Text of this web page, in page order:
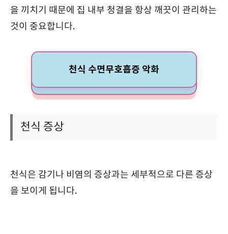
을 끼치기 때문에 집 내부 청결을 항상 깨끗이 관리하는
것이 중요합니다.
천식 수면무호흡증 악화
천식 증상
천식은 감기나 비염의 증상과는 세부적으로 다른 증상
을 보이게 됩니다.